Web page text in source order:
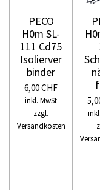
PECO
H0m SL-
111 Cd75
Isolierver
binder
6,00 CHF
inkl. MwSt
zzgl.
Versandkosten